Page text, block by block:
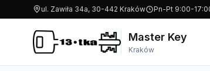
ul. Zawiła 34a, 30-442 Kraków Pn-Pt 9:00-
Master Key
Kraków